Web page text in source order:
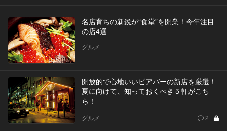
名店育ちの新鋭が“食堂”を開業！今年注目
の店4選
グルメ
開放的で心地いいビアバーの新店を厳選！
夏に向けて、知っておくべき５軒がこち
ら！
グルメ 2